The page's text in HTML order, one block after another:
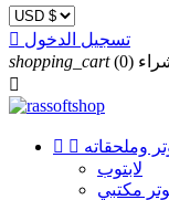
 تسجيل الدخول
shopping_cart
(0)

  وملحقاته
لابتوب
مكتبي